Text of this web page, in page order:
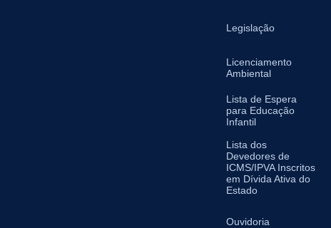
Legislação
Licenciamento
Ambiental
Lista de Espera
para Educação
Infantil
Lista dos
Devedores de
ICMS/IPVA Inscritos
em Dívida Ativa do
Estado
Ouvidoria